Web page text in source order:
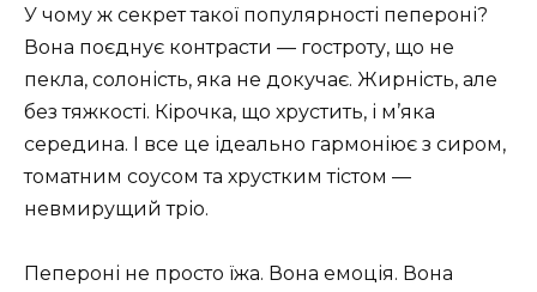
У чому ж секрет такої популярності пепероні?
Вона поєднує контрасти — гостроту, що не
пекла, солоність, яка не докучає. Жирність, але
без тяжкості. Кірочка, що хрустить, і м’яка
середина. І все це ідеально гармоніює з сиром,
томатним соусом та хрустким тістом —
невмирущий тріо.
Пепероні не просто їжа. Вона емоція. Вона